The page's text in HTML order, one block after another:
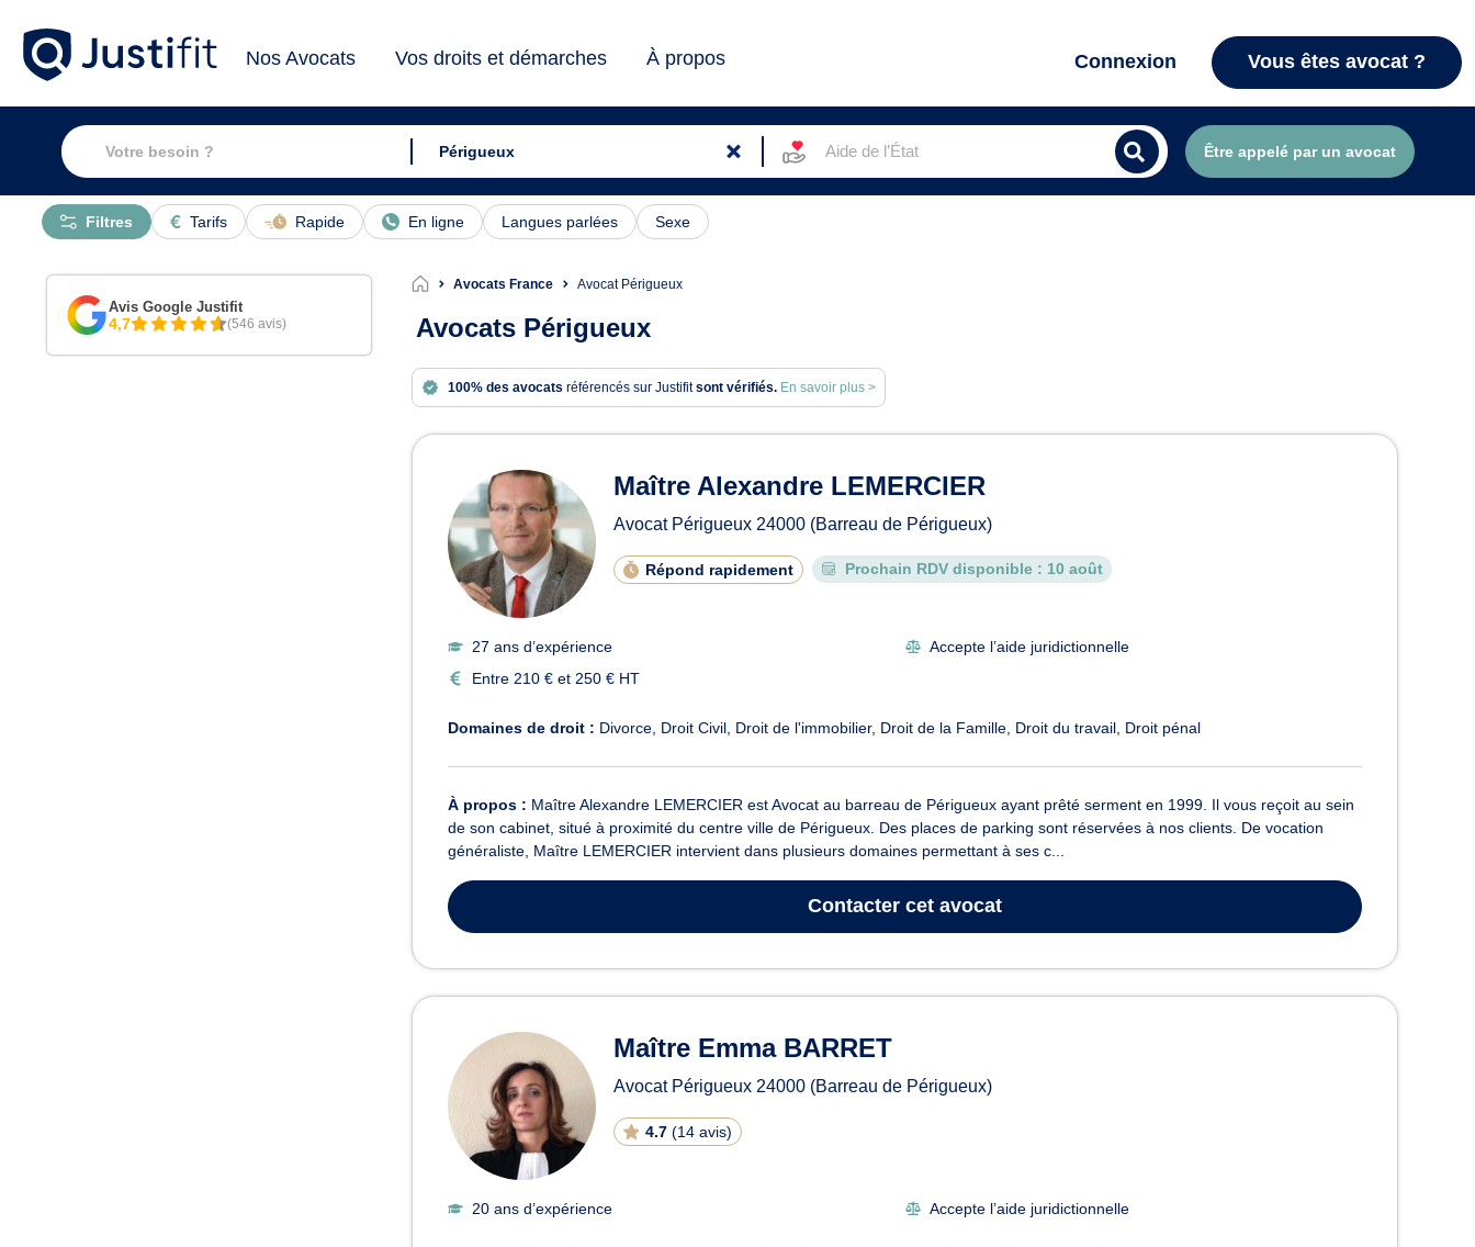
Nos Avocats Vos droits et démarches À propos Connexion Vous êtes avocat ?
Aide de l’État Être appelé par un avocat
Tarifs Rapide En ligne Langues parlées Sexe
Filtres
Avocats France Avocat Périgueux
Avocats Périgueux
100% des avocats référencés sur Justifitsont vérifiés. En savoir plus >
Avocats à Périgueux
Maître Alexandre LEMERCIER
Avocat Périgueux 24000 (Barreau de Périgueux)
Répond rapidement Prochain RDV disponible : 10 août
27 ans d’expérience
Accepte l’aide juridictionnelle
Entre 210 € et 250 € HT
Domaines de droit : Divorce Droit Civil Droit de l'immobilier Droit de la Famille Droit du travail Droit pénal
À propos : Maître Alexandre LEMERCIER est Avocat au barreau de Périgueux ayant prêté serment en 1999. Il vous reçoit au sein
de son cabinet, situé à proximité du centre ville de Périgueux. Des places de parking sont réservées à nos clients. De vocation
généraliste, Maître LEMERCIER intervient dans plusieurs domaines permettant à ses c...
Contacter cet avocat
Maître Emma BARRET
Avocat Périgueux 24000 (Barreau de Périgueux)
4.7 (14 avis)
20 ans d’expérience Accepte l’aide juridictionnelle
Avis Google Justifit
4,7 (546 avis)